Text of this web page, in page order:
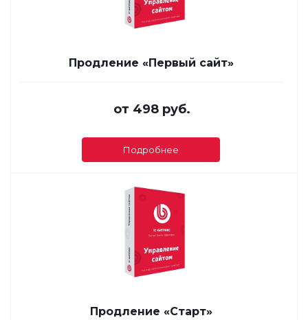
Продление «Первый сайт»
от 498 руб.
Подробнее
Продление «Старт»